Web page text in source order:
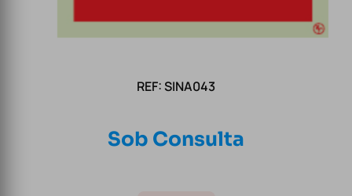
REF: SINA043
Sob Consulta